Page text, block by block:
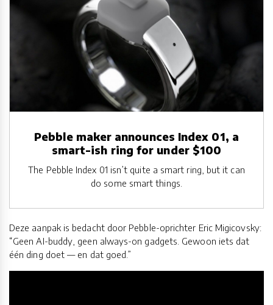
Pebble maker announces Index 01, a
smart-ish ring for under $100
The Pebble Index 01 isn’t quite a smart ring, but it can
do some smart things.
Deze aanpak is bedacht door Pebble-oprichter Eric Migicovsky:
“Geen AI-buddy, geen always-on gadgets. Gewoon iets dat
één ding doet — en dat goed.”